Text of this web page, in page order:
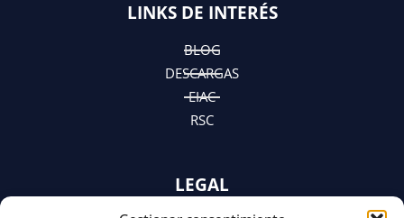
r
m
e t
LINKS DE INTERÉS
BLOG
DESCARGAS
EIAC
RSC
LEGAL